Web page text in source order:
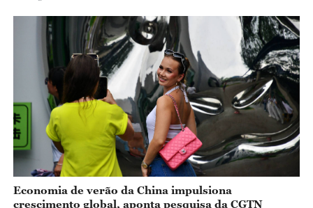
Economia de verão da China impulsiona
crescimento global, aponta pesquisa da CGTN